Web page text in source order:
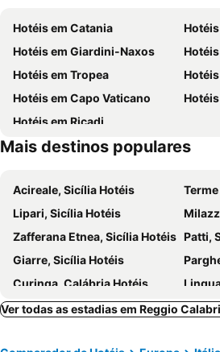
Terminal Traghetti
Punta del Faro
I Gabbiani
Capo
Santa Caterina di Alessandria
Hotéis em Catania
Hotéis em Giardini-Naxos
Hotéis em Tropea
Hotéis em Capo Vaticano
Hotéis em Ricadi
Mais destinos populares
Acireale, Sicília Hotéis
Terme
Lipari, Sicília Hotéis
Zafferana Etnea, Sicília Hotéis Patti,
Giarre, Sicília Hotéis
Curinga, Calábria Hotéis
Vibo Valentia, Calábria Hotéis
Ver todas as estadias em Reggio